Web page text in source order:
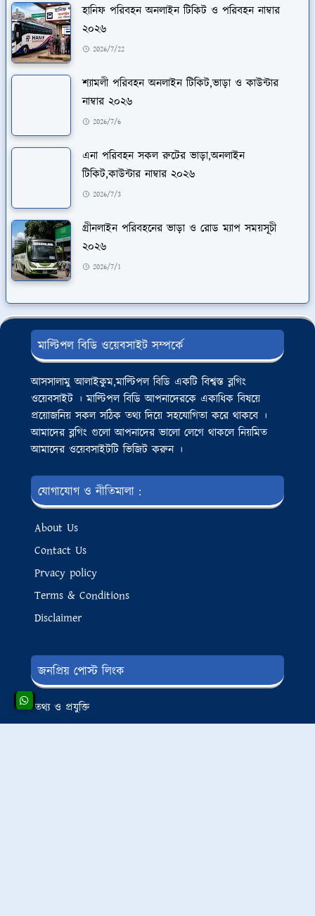
হানিফ পরিবহন অনলাইন টিকিট ও পরিবহন নাম্বার
২০২৬
2026/7/22
শ্যামলী পরিবহন অনলাইন টিকিট,ভাড়া ও কাউন্টার
নাম্বার ২০২৬
2026/7/6
এনা পরিবহন সকল রুটের ভাড়া,অনলাইন
টিকিট,কাউন্টার নাম্বার ২০২৬
2026/7/3
গ্রীনলাইন পরিবহনের ভাড়া ও রোড ম্যাপ সময়সূচী
২০২৬
2026/7/1
মাল্টিপল বিডি ওয়েবসাইট সম্পর্কে
আসসালামু আলাইকুম,মাল্টিপল বিডি একটি বিশ্বস্ত ব্লগিং
ওয়েবসাইট । মাল্টিপল বিডি আপনাদেরকে একাধিক বিষয়ে
প্রয়োজনিয় সকল সঠিক তথ্য দিয়ে সহযোগিতা করে থাকবে ।
আমাদের ব্লগিং গুলো আপনাদের ভালো লেগে থাকলে নিয়মিত
আমাদের ওয়েবসাইটটি ভিজিট করুন ।
যোগাযোগ ও নীতিমালা :
About Us
Contact Us
Prvacy policy
Terms & Conditions
Disclaimer
জনপ্রিয় পোস্ট লিংক
তথ্য ও প্রযুক্তি